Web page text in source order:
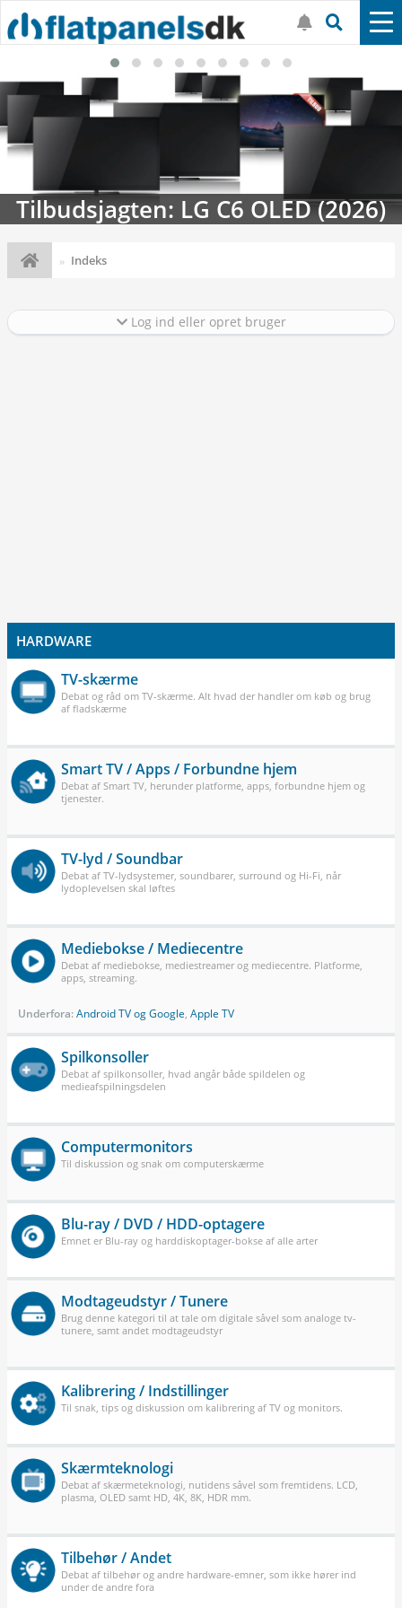
Tilbudsjagten: LG C6 OLED (2026)
Indeks
Log ind eller opret bruger
HARDWARE
TV-skærme
Debat og råd om TV-skærme. Alt hvad der handler om køb og brug
af fladskærme
Smart TV / Apps / Forbundne hjem
Debat af Smart TV, herunder platforme, apps, forbundne hjem og
tjenester.
TV-lyd / Soundbar
Debat af TV-lydsystemer, soundbarer, surround og Hi-Fi, når
lydoplevelsen skal løftes
Mediebokse / Mediecentre
Debat af mediebokse, mediestreamer og mediecentre. Platforme,
apps, streaming.
Underfora:Android TV og Google, Apple TV
Spilkonsoller
Debat af spilkonsoller, hvad angår både spildelen og
medieafspilningsdelen
Computermonitors
Til diskussion og snak om computerskærme
Blu-ray / DVD / HDD-optagere
Emnet er Blu-ray og harddiskoptager-bokse af alle arter
Modtageudstyr / Tunere
Brug denne kategori til at tale om digitale såvel som analoge tv-
tunere, samt andet modtageudstyr
Kalibrering / Indstillinger
Til snak, tips og diskussion om kalibrering af TV og monitors.
Skærmteknologi
Debat af skærmeteknologi, nutidens såvel som fremtidens. LCD,
plasma, OLED samt HD, 4K, 8K, HDR mm.
Tilbehør / Andet
Debat af tilbehør og andre hardware-emner, som ikke hører ind
under de andre fora